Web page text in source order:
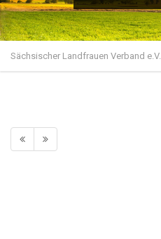
Sächsischer Landfrauen Verband e.V.